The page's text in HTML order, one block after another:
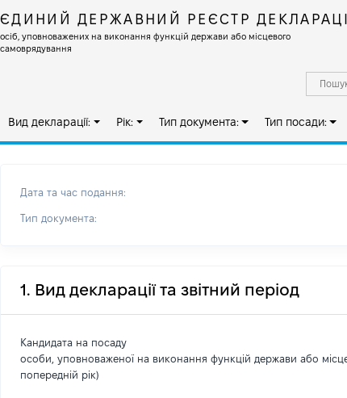
ЄДИНИЙ ДЕРЖАВНИЙ РЕЄСТР
осіб, уповноважених на виконання функцій держави або місцевого
самоврядування
Вид декларації: Рік: Тип документа: Тип посади:
Дата та час подання:
Тип документа:
1. Вид декларації та звітний період
Кандидата на посаду
особи, уповноваженої на виконання функцій держави або
попередній рік)